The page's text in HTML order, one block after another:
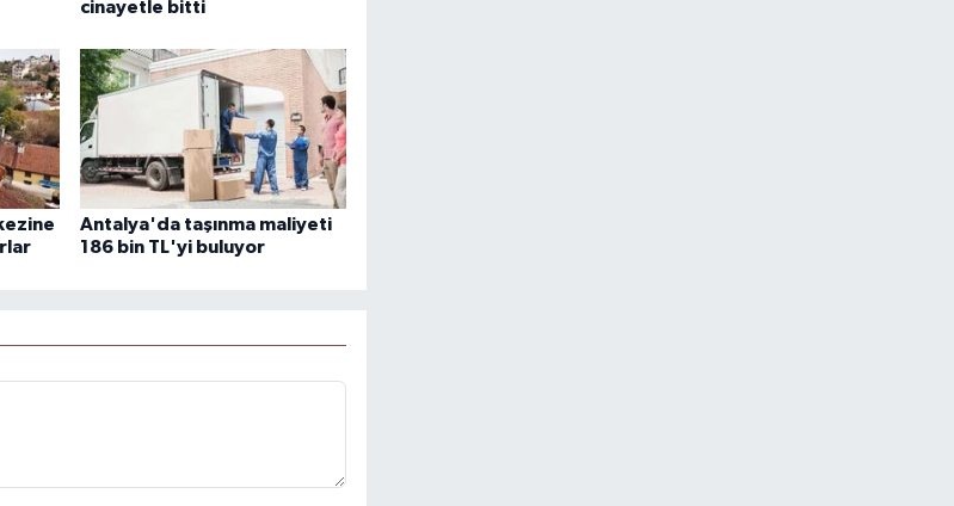
cinayetle bitti
Antalya'da taşınma maliyeti
186 bin TL'yi buluyor